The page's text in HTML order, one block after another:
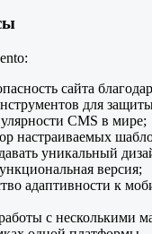
сайта
для
CMS в мире;
настраиваемых
уникальный
версия;
адаптивности к
с несколькими